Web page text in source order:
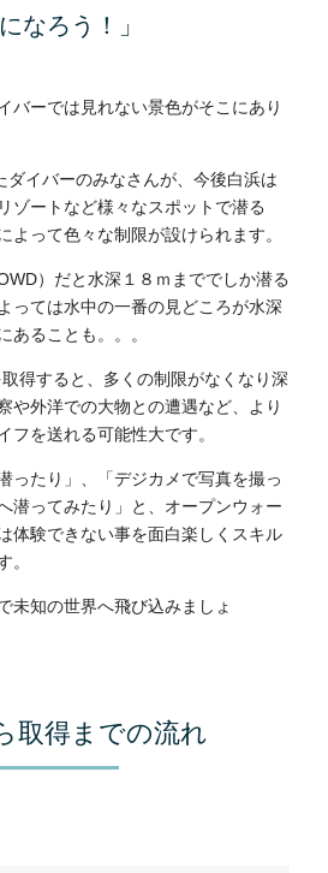
なろう！」
バーでは見れない景色がそこにあり
ダイバーのみなさんが、今後白浜は
ゾートなど様々なスポットで潜る
よって色々な制限が設けられます。
）だと水深１８ｍまででしか潜る
っては水中の一番の見どころが水深
あることも。。。
得すると、多くの制限がなくなり深
や外洋での大物との遭遇など、より
フを送れる可能性大です。
ったり」、「デジカメで写真を撮っ
潜ってみたり」と、オープンウォー
体験できない事を面白楽しくスキル
。
未知の世界へ飛び込みましょ
取得までの流れ